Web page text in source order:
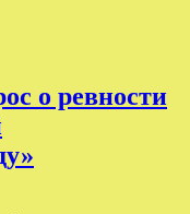
о ревности